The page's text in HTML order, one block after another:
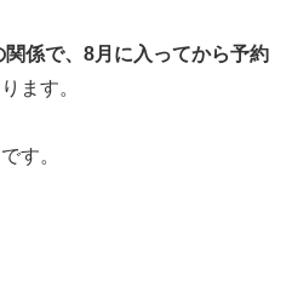
係で、8月に入ってから予約
ます。
す。